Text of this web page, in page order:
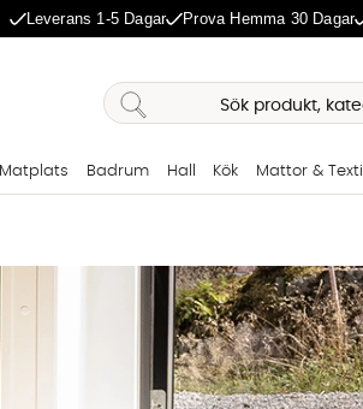
Leverans 1-5 Dagar Prova Hemma 30 Dagar
Matplats Badrum Hall Kök Mattor & Textil